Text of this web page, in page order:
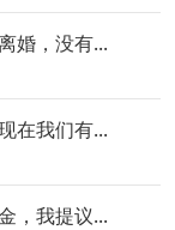
婚，没有...
在我们有...
，我提议...